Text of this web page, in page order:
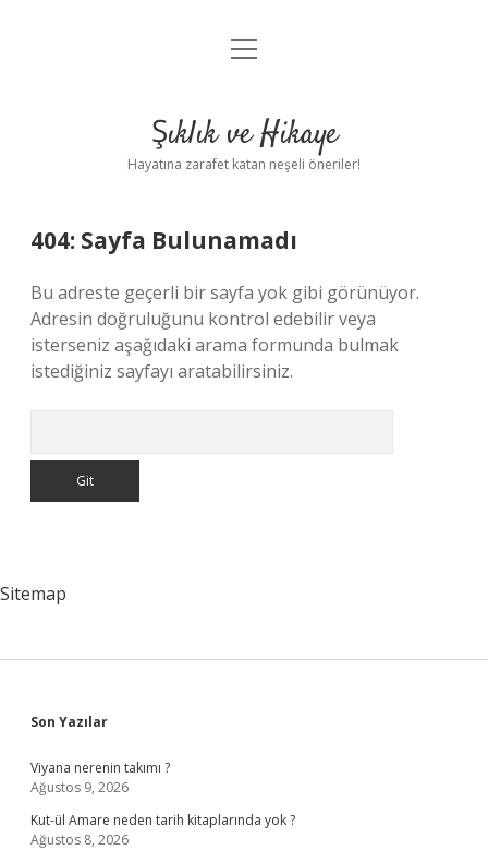
Anasayfa
Yasal Uyarı
menüyü
Şıklık ve Hikaye
Hayatına zarafet katan neşeli öneriler!
404: Sayfa Bulunamadı
Bu adreste geçerli bir sayfa yok gibi görünüyor.
Adresin doğruluğunu kontrol edebilir veya
isterseniz aşağıdaki arama formunda bulmak
istediğiniz sayfayı aratabilirsiniz.
Sitemap
Sidebar
Son Yazılar
Viyana nerenin takımı ?
Ağustos 9, 2026
Kut-ül Amare neden tarih kitaplarında yok ?
Ağustos 8, 2026